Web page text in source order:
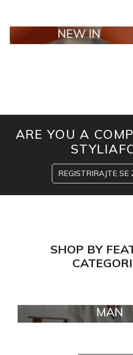
NEW IN
ARE YOU A
REGISTRIRAJTE SE
SHOP BY
MAN